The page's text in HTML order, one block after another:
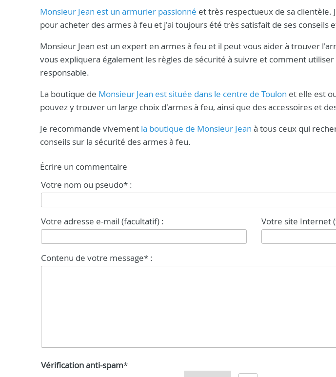
Monsieur Jean est un armurier passionné et très respectueux de sa clientèle.
pour acheter des armes à feu et j'ai toujours été très satisfait de ses conseils
Monsieur Jean est un expert en armes à feu et il peut vous aider à trouver
vous expliquera également les règles de sécurité à suivre et comment
responsable.
La boutique de Monsieur Jean est située dans le centre de Toulon et elle est
pouvez y trouver un large choix d'armes à feu, ainsi que des accessoires et
Je recommande vivement la boutique de Monsieur Jean à tous ceux qui
conseils sur la sécurité des armes à feu.
Écrire un commentaire
Votre nom ou pseudo* :
Votre adresse e-mail (facultatif) : Votre site Internet
Contenu de votre message* :
Vérification anti-spam*